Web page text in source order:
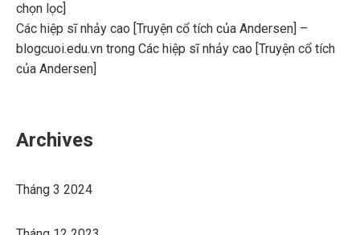
chọn lọc]
Các hiệp sĩ nhảy cao [Truyện cổ tích của Andersen] –
blogcuoi.edu.vn trong Các hiệp sĩ nhảy cao [Truyện cổ tích
của Andersen]
Archives
Tháng 3 2024